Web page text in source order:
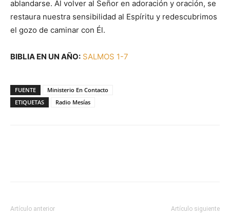
ablandarse. Al volver al Señor en adoración y oración, se
restaura nuestra sensibilidad al Espíritu y redescubrimos
el gozo de caminar con Él.
BIBLIA EN UN AÑO: SALMOS 1-7
FUENTE
Ministerio En Contacto
ETIQUETAS
Radio Mesías
Artículo anterior Artículo siguiente